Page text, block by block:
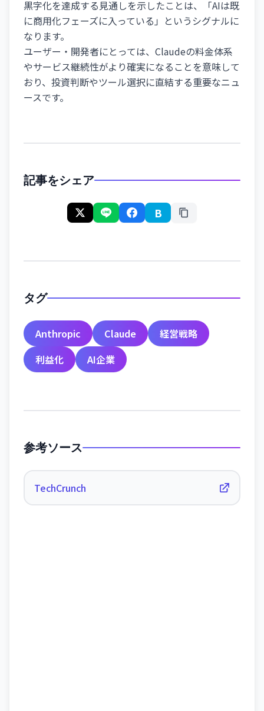
黒字化を達成する見通しを示したことは、「AIは既
に商用化フェーズに入っている」というシグナルに
なります。
ユーザー・開発者にとっては、Claudeの料金体系
やサービス継続性がより確実になることを意味して
おり、投資判断やツール選択に直結する重要なニュ
ースです。
記事をシェア
B
タグ
Anthropic Claude
経営戦略
利益化
AI企業
参考ソース
TechCrunch